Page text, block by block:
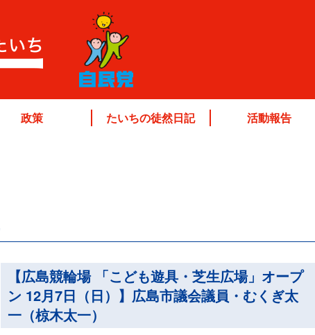
政策 たいちの徒然日記 活動報告
【広島競輪場 「こども遊具・芝生広場」オープ
ン 12月7日（日）】広島市議会議員・むくぎ太
一（椋木太一）